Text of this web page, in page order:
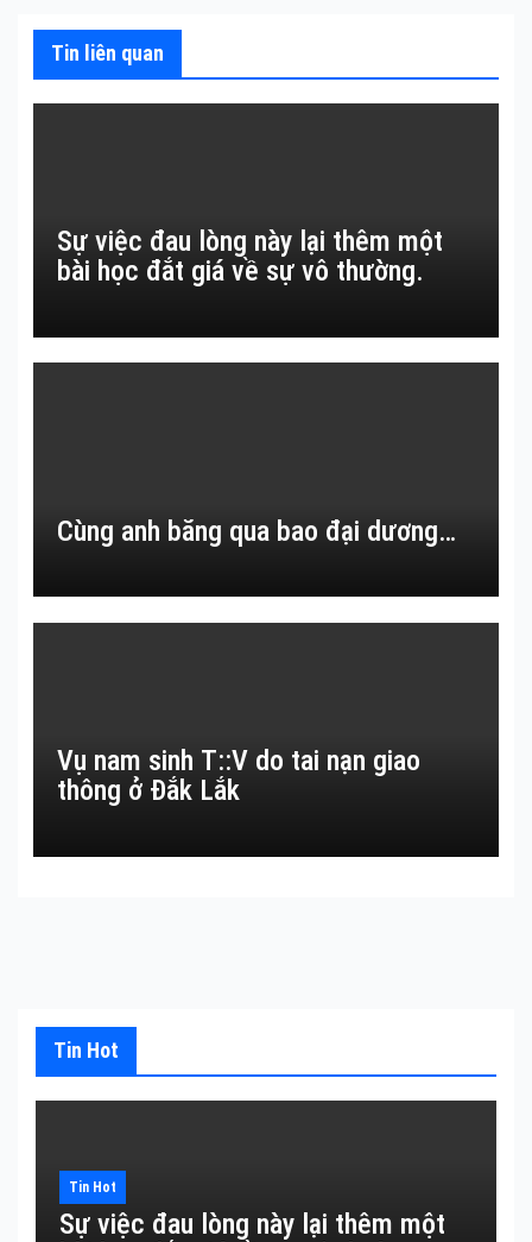
viết
Tin liên quan
Sự việc đau lòng này lại thêm một
bài học đắt giá về sự vô thường.
Cùng anh băng qua bao đại dương…
Vụ nam sinh T::V do tai nạn giao
thông ở Đắk Lắk
Tin Hot
Tin Hot
Sự việc đau lòng này lại thêm một